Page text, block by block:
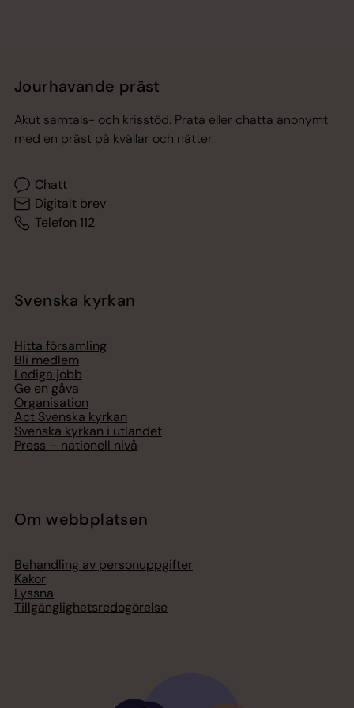
Jourhavande präst
Akut samtals- och krisstöd. Prata eller chatta anonymt
med en präst på kvällar och nätter.
Chatt
Digitalt brev
Telefon 112
Svenska kyrkan
Hitta församling
Bli medlem
Lediga jobb
Ge en gåva
Organisation
Act Svenska kyrkan
Svenska kyrkan i utlandet
Press – nationell nivå
Om webbplatsen
Behandling av personuppgifter
Kakor
Lyssna
Tillgänglighetsredogörelse